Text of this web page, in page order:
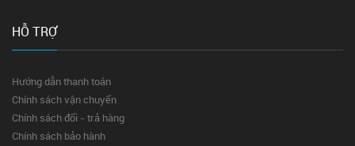
HỖ TRỢ
Hướng dẫn thanh toán
Chính sách vận chuyển
Chính sách đổi - trả hàng
Chính sách bảo hành